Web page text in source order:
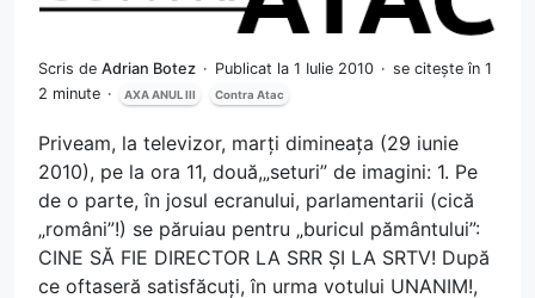
Scris de Adrian Botez Publicat la 1 Iulie 2010
se citește în 1
2 minute
AXA ANUL III Contra Atac
Priveam, la televizor, marți dimineața (29 iunie
2010), pe la ora 11, două,„seturi” de imagini: 1. Pe
de o parte, în josul ecranului, parlamentarii (cică
„români”!) se păruiau pentru „buricul pământului”:
CINE SĂ FIE DIRECTOR LA SRR ȘI LA SRTV! După
ce oftaseră satisfăcuți, în urma votului UNANIM!,